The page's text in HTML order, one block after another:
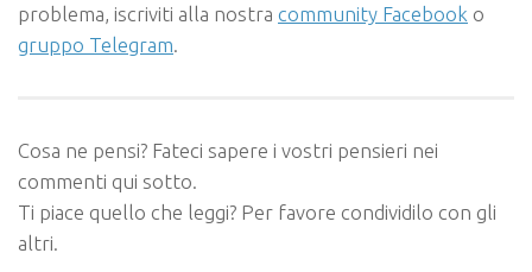
problema, iscriviti alla nostra community Facebook o
gruppo Telegram
Cosa ne pensi? Fateci sapere i vostri pensieri nei
commenti qui sotto.
Ti piace quello che leggi? Per favore condividilo con gli
altri.